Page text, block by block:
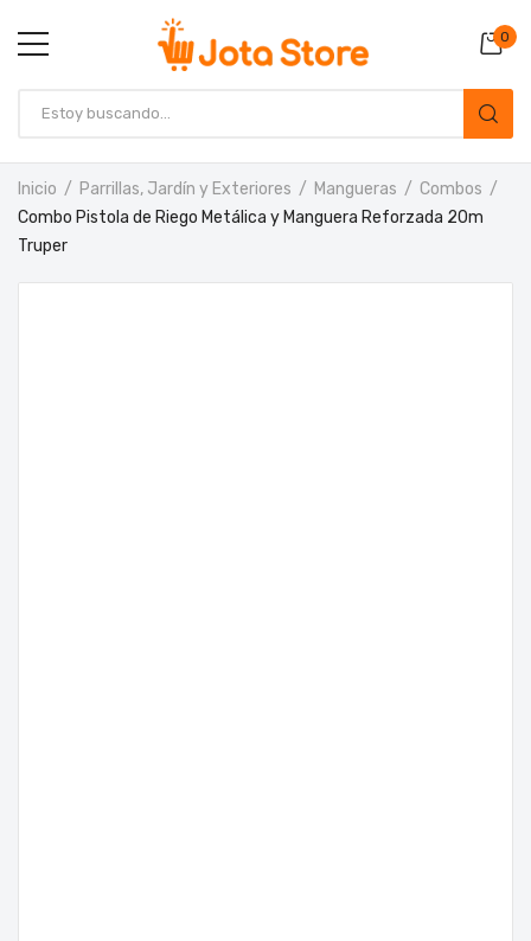
0
Inicio Parrillas, Jardín y Exteriores Mangueras
Combos
Combo Pistola de Riego Metálica y Manguera Reforzada 20m
Truper